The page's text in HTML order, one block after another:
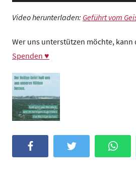
Video herunterladen: Geführt vom
Wer uns unterstützen möchte, kann
Spenden ♥
Twitter